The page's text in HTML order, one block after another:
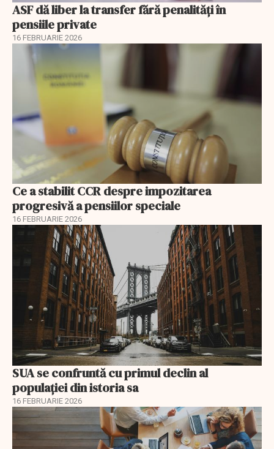
ASF dă liber la transfer fără penalități în
pensiile private
16 FEBRUARIE 2026
Ce a stabilit CCR despre impozitarea
progresivă a pensiilor speciale
16 FEBRUARIE 2026
SUA se confruntă cu primul declin al
populației din istoria sa
16 FEBRUARIE 2026